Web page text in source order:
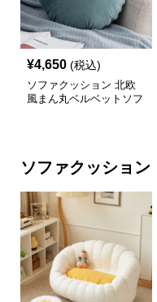
¥4,650 (税込)
ソファクッション 北欧
風まん丸ベルベットソフ
ソファクッション